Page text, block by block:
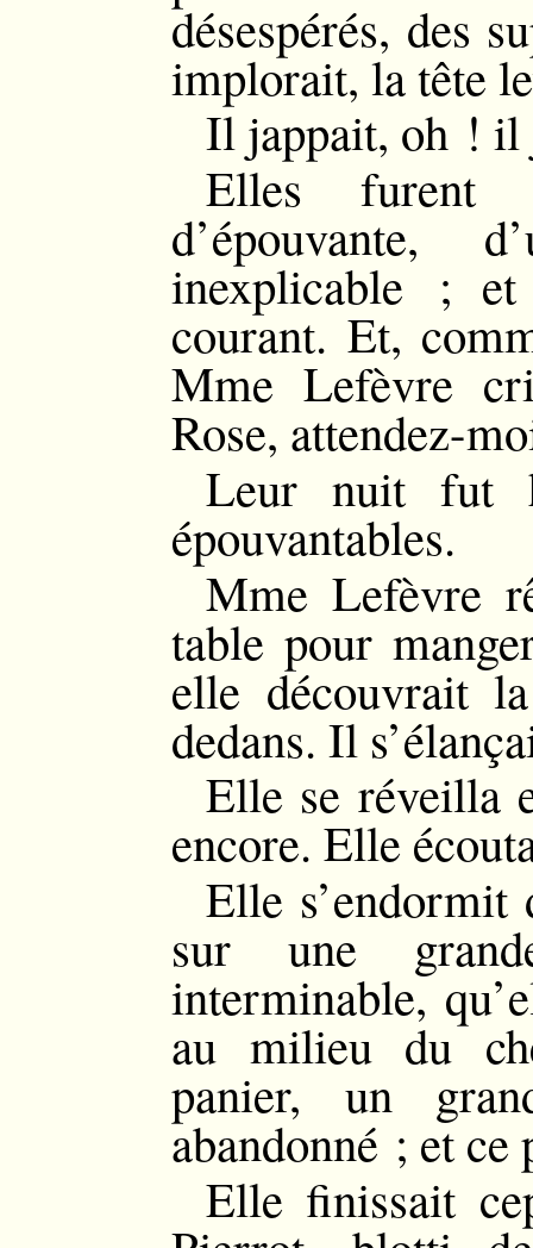
désespérés, des
implorait, la tête
Il jappait, oh !
Elles furent
inexplicable ;
courant. Et,
Mme Lefèvre
Rose, attendez-
Leur nuit fut
épouvantables.
Mme Lefèvre
table pour
elle découvrait
dedans. Il
Elle se réveilla
encore. Elle
Elle s’endormit
sur une
interminable,
au milieu du
panier, un
abandonné ; et
Elle finissait